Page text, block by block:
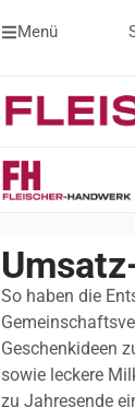
Menü
So haben die
Geschenkideen
sowie leckere
zu Jahresende